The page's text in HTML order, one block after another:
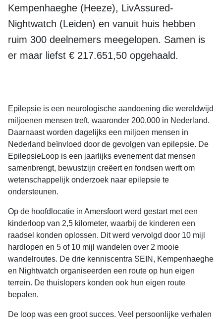
Kempenhaeghe (Heeze), LivAssured-
Nightwatch (Leiden) en vanuit huis hebben
ruim 300 deelnemers meegelopen. Samen is
er maar liefst € 217.651,50 opgehaald.
Epilepsie is een neurologische aandoening die wereldwijd
miljoenen mensen treft, waaronder 200.000 in Nederland.
Daarnaast worden dagelijks een miljoen mensen in
Nederland beïnvloed door de gevolgen van epilepsie. De
EpilepsieLoop is een jaarlijks evenement dat mensen
samenbrengt, bewustzijn creëert en fondsen werft om
wetenschappelijk onderzoek naar epilepsie te
ondersteunen.
Op de hoofdlocatie in Amersfoort werd gestart met een
kinderloop van 2,5 kilometer, waarbij de kinderen een
raadsel konden oplossen. Dit werd vervolgd door 10 mijl
hardlopen en 5 of 10 mijl wandelen over 2 mooie
wandelroutes. De drie kenniscentra SEIN, Kempenhaeghe
en Nightwatch organiseerden een route op hun eigen
terrein. De thuislopers konden ook hun eigen route
bepalen.
De loop was een groot succes. Veel persoonlijke verhalen